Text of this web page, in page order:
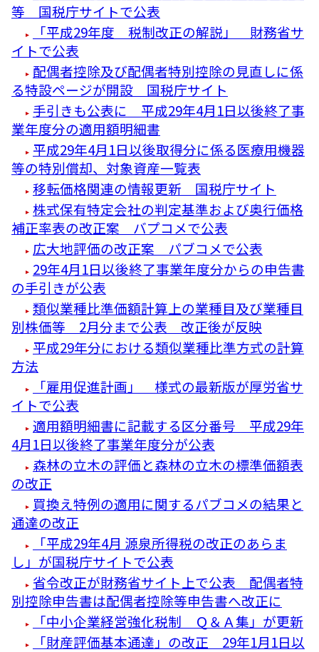
等 国税庁サイトで公表
「平成29年度 税制改正の解説」 財務省サ
イトで公表
配偶者控除及び配偶者特別控除の見直しに係
る特設ページが開設 国税庁サイト
手引きも公表に 平成29年4月1日以後終了事
業年度分の適用額明細書
平成29年4月1日以後取得分に係る医療用機器
等の特別償却、対象資産一覧表
移転価格関連の情報更新 国税庁サイト
株式保有特定会社の判定基準および奥行価格
補正率表の改正案 バプコメで公表
広大地評価の改正案 パブコメで公表
29年4月1日以後終了事業年度分からの申告書
の手引きが公表
類似業種比準価額計算上の業種目及び業種目
別株価等 2月分まで公表 改正後が反映
平成29年分における類似業種比準方式の計算
方法
「雇用促進計画」 様式の最新版が厚労省サ
イトで公表
適用額明細書に記載する区分番号 平成29年
4月1日以後終了事業年度分が公表
森林の立木の評価と森林の立木の標準価額表
の改正
買換え特例の適用に関するパブコメの結果と
通達の改正
「平成29年4月 源泉所得税の改正のあらま
し」が国税庁サイトで公表
省令改正が財務省サイト上で公表 配偶者特
別控除申告書は配偶者控除等申告書へ改正に
「中小企業経営強化税制 Ｑ＆Ａ集」が更新
「財産評価基本通達」の改正 29年1月1日以